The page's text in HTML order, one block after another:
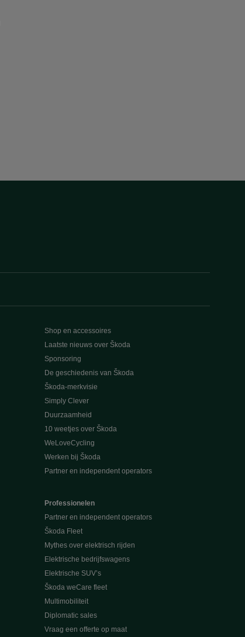
Shop en accessoires
Laatste nieuws over Škoda
Sponsoring
De geschiedenis van Škoda
Škoda-merkvisie
Simply Clever
Duurzaamheid
10 weetjes over Škoda
WeLoveCycling
Werken bij Škoda
Partner en independent operators
Professionelen
Partner en independent operators
Škoda Fleet
Mythes over elektrisch rijden
Elektrische bedrijfswagens
Elektrische SUV’s
Škoda weCare fleet
Multimobiliteit
Diplomatic sales
Vraag een offerte op maat